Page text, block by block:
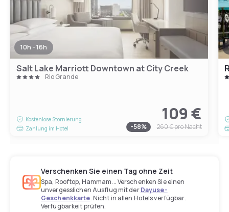
10h - 16h
Salt Lake Marriott Downtown at City Creek
Rio Grande
Kostenlose Stornierung
Zahlung im Hotel
109 €
-58% 260 €pro Nacht
Verschenken Sie einen Tag ohne Zeit
Spa, Rooftop, Hammam... Verschenken Sie einen
unvergesslichen Ausflug mit derDayuse-
Geschenkkarte. Nicht in allen Hotels verfügbar.
Verfügbarkeit prüfen.